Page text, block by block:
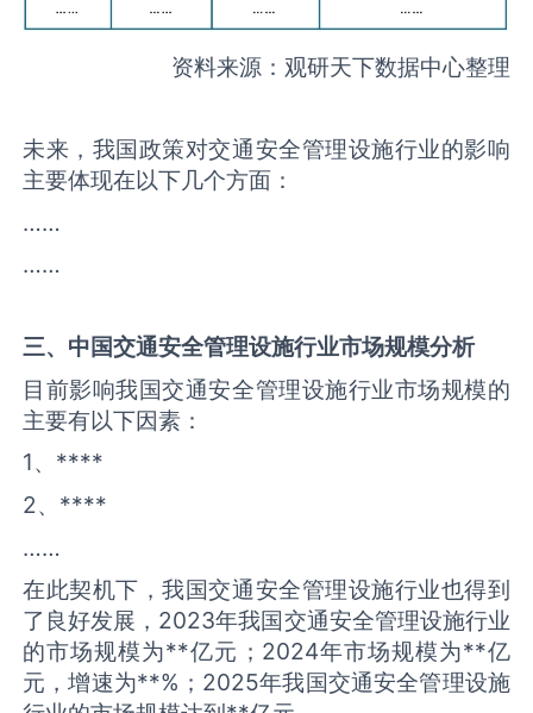
资料来源：观研天下数据中心整理
未来，我国政策对交通安全管理设施行业的影响
主要体现在以下几个方面：
……
……
三、中国交通安全管理设施行业市场规模分析
目前影响我国交通安全管理设施行业市场规模的
主要有以下因素：
1、****
2、****
……
在此契机下，我国交通安全管理设施行业也得到
了良好发展，2023年我国交通安全管理设施行业
的市场规模为**亿元；2024年市场规模为**亿
元，增速为**%；2025年我国交通安全管理设施